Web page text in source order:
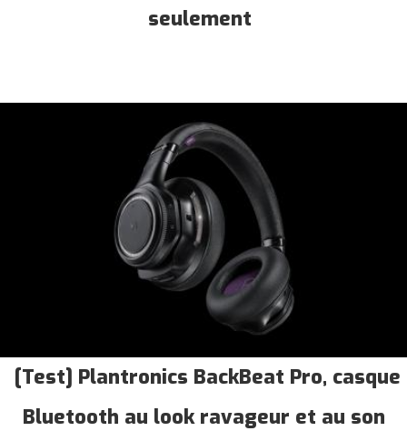
seulement
[Test] Plantronics BackBeat Pro, casque
Bluetooth au look ravageur et au son